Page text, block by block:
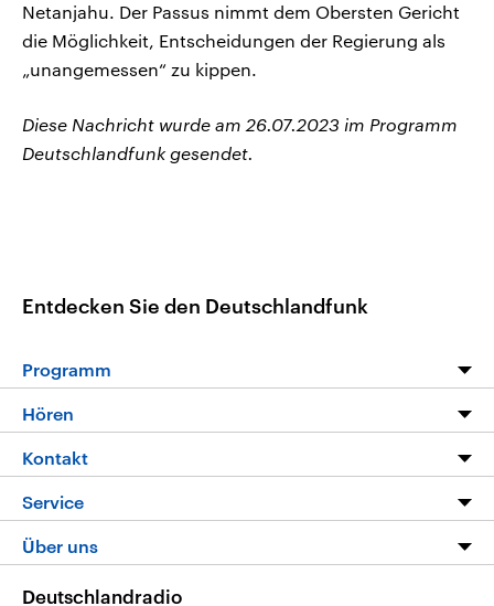
Netanjahu. Der Passus nimmt dem Obersten Gericht
die Möglichkeit, Entscheidungen der Regierung als
„unangemessen“ zu kippen.
Diese Nachricht wurde am 26.07.2023 im Programm
Deutschlandfunk gesendet.
Entdecken Sie den Deutschlandfunk
Programm
Programm
Die Nachrichten
Nachrichtenleicht
Neue Beiträge auf dlf.de
Hören
Livestream
Podcasts
Deutschlandfunk App
Nachrichten App
Kontakt
Hörerservice
Service
FAQ
Über uns
Deutschlandradio